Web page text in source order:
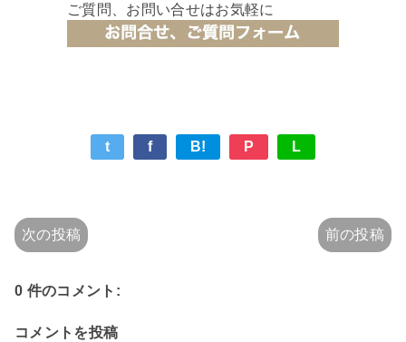
ご質問、お問い合せはお気軽に
t f B! P L
次の投稿 前の投稿
0 件のコメント:
コメントを投稿